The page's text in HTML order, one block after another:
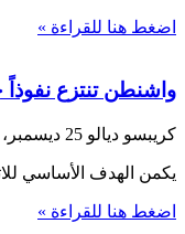
اضغط هنا للقراءة »
واشنطن تنتزع نفوذاً
كريبسو ديالو 25 ديسمبر، 2025
يكمن الهدف الأساسي
اضغط هنا للقراءة »